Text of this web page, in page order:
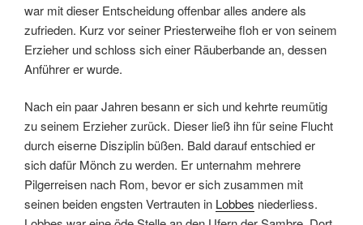
war mit dieser Entscheidung offenbar alles andere als
zufrieden. Kurz vor seiner Priesterweihe floh er von seinem
Erzieher und schloss sich einer Räuberbande an, dessen
Anführer er wurde.
Nach ein paar Jahren besann er sich und kehrte reumütig
zu seinem Erzieher zurück. Dieser ließ ihn für seine Flucht
durch eiserne Disziplin büßen. Bald darauf entschied er
sich dafür Mönch zu werden. Er unternahm mehrere
Pilgerreisen nach Rom, bevor er sich zusammen mit
seinen beiden engsten Vertrauten in Lobbes niederliess.